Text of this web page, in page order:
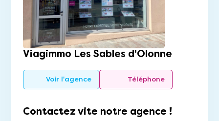
Viagimmo Les Sables d'Olonne
Voir l'agence Téléphone
Contactez vite notre agence !